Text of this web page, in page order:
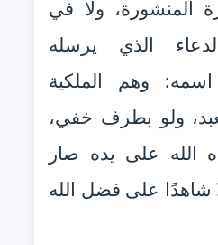
المنشورة، ولا في
الذي يرسله
اسمه: وهم الملكية
ولو بطرف خفي،
الله على يده صار
شاهدًا على فضل الله